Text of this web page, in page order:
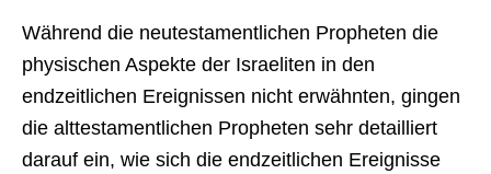
Während die neutestamentlichen Propheten die
physischen Aspekte der Israeliten in den
endzeitlichen Ereignissen nicht erwähnten, gingen
die alttestamentlichen Propheten sehr detailliert
darauf ein, wie sich die endzeitlichen Ereignisse